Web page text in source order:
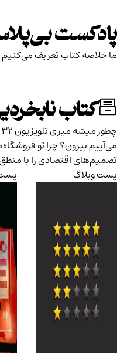
بی‌پلاس
کتاب تعریف می‌کنیم
چرا تو فروشگاه‌های
اقتصادی را با منطق
پست وبلاگ